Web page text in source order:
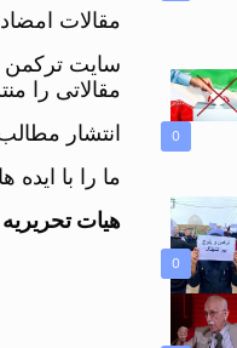
مقالات
سایت ترکمن
مقالاتی را
انتشار
ما را با
هیات
0
0